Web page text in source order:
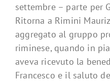
settembre – parte per
Ritorna a Rimini
aggregato al gruppo
riminese, quando in
aveva ricevuto la
Francesco e il saluto